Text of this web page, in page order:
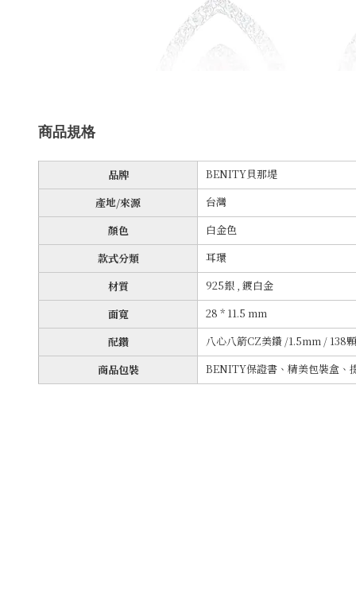
商品規格
品牌
BENITY貝那堤
產地/來源
台灣
顏色
白金色
款式分類
耳環
材質
925銀 , 鍍白金
面寬
28 * 11.5 mm
配鑽
八心八箭CZ美鑽 /1.5mm / 138顆
商品包裝
BENITY保證書、精美包裝盒、